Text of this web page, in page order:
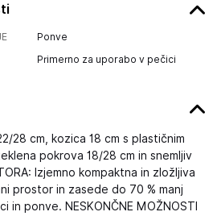
Ponve
Primerno za uporabo v pečici
28 cm, kozica 18 cm s plastičnim
pokrova 18/28 cm in snemljiv
Izjemno kompaktna in zložljiva
prostor in zasede do 70 % manj
ponve. NESKONČNE MOŽNOSTI